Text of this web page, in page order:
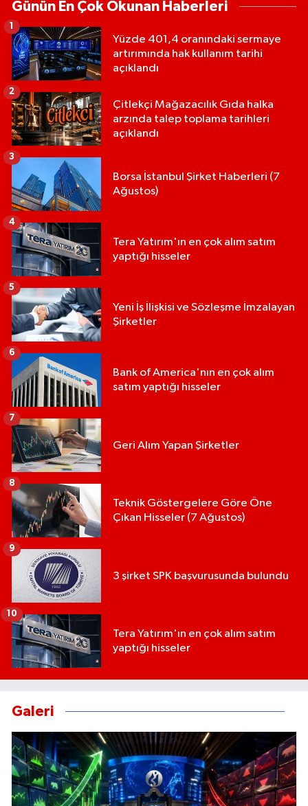
Günün En Çok Okunan Haberleri
Yüzde 401,4 oranındaki sermaye
artırımında hak kullanım tarihi
açıklandı
Çitlekçi Mağazacılık Gıda halka
arzında talep toplama tarihleri
açıklandı
2
Borsa İstanbul Şirket Haberleri (7
Ağustos)
3
Tera Yatırım'ın en çok alım satım
yaptığı hisseler
4
Yeni İş İlişkisi ve Sözleşme İmzalayan
Şirketler
5
Bank of America'nın en çok alım
satım yaptığı hisseler
6
Geri Alım Yapan Şirketler
7
Teknik Göstergelere Göre Öne
Çıkan Hisseler (7 Ağustos)
8
3 şirket SPK başvurusunda bulundu
9
Tera Yatırım'ın en çok alım satım
yaptığı hisseler
10
Galeri